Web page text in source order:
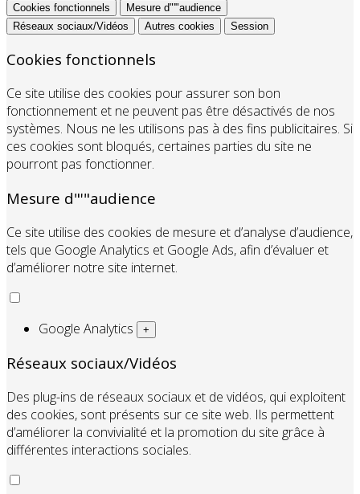
Cookies fonctionnels
Mesure d"'"audience
Réseaux sociaux/Vidéos
Autres cookies Session
Cookies fonctionnels
Ce site utilise des cookies pour assurer son bon
fonctionnement et ne peuvent pas être désactivés de nos
systèmes. Nous ne les utilisons pas à des fins publicitaires. Si
ces cookies sont bloqués, certaines parties du site ne
pourront pas fonctionner.
Mesure d"'"audience
Ce site utilise des cookies de mesure et d’analyse d’audience,
tels que Google Analytics et Google Ads, afin d’évaluer et
d’améliorer notre site internet.
Google Analytics +
Réseaux sociaux/Vidéos
Des plug-ins de réseaux sociaux et de vidéos, qui exploitent
des cookies, sont présents sur ce site web. Ils permettent
d’améliorer la convivialité et la promotion du site grâce à
différentes interactions sociales.